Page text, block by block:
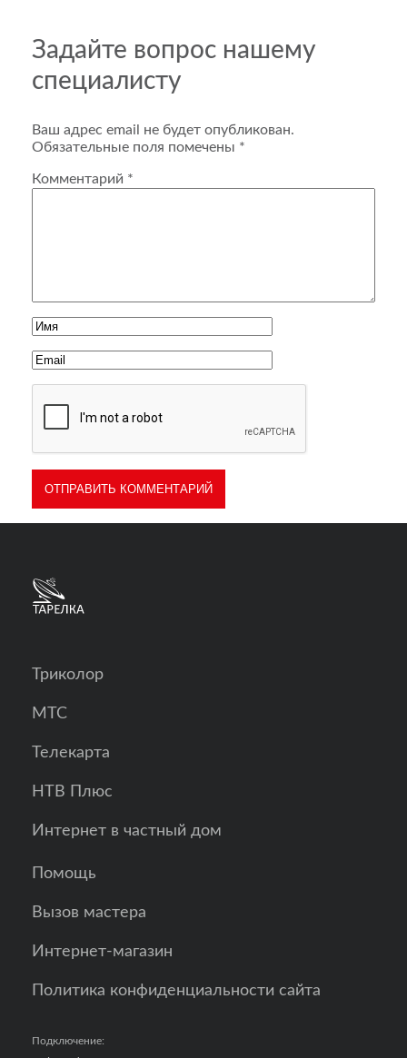
Задайте вопрос нашему
специалисту
Ваш адрес email не будет опубликован.
Обязательные поля помечены *
Комментарий *
Триколор
МТС
Телекарта
НТВ Плюс
Интернет в частный дом
Помощь
Вызов мастера
Интернет-магазин
Политика конфиденциальности сайта
Подключение: